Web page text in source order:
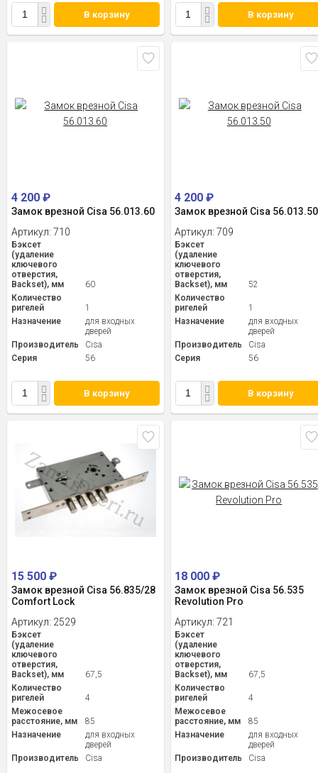
В корзину В корзину
4 200 ₽
Замок врезной Cisa 56.013.60
Артикул: 710
Бэксет
(удаление
ключевого
отверстия,
Backset), мм
60
Количество
ригелей
1
Назначение
для входных
дверей
Производитель
Cisa
Серия
56
В корзину
4 200₽
Замок врезной Cisa 56.013.50
Артикул:709
Бэксет
(удаление
ключевого
отверстия,
Backset), мм
52
Количество
ригелей
1
Назначение
для входных
дверей
Производитель
Cisa
Серия
56
В корзину
15 500 ₽
Замок врезной Cisa 56.835/28
Comfort Lock
Артикул: 2529
Бэксет
(удаление
ключевого
отверстия,
Backset), мм
67,5
Количество
ригелей
4
Межосевое
расстояние, мм
85
Назначение
для входных
дверей
Производитель
Cisa
18 000₽
Замок врезной Cisa 56.535
Revolution Pro
Артикул:721
Бэксет
(удаление
ключевого
отверстия,
Backset), мм
67,5
Количество
ригелей
4
Межосевое
расстояние, мм
85
Назначение
для входных
дверей
Производитель
Cisa